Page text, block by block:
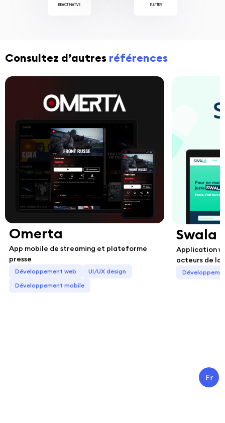
REACT NATIVE FLUTTER
Consultez d’autres références
Omerta
App mobile de streaming et plateforme
presse
Développement web
UI/UX design
Développement mobile
Swala
Application
acteurs de la
Fr